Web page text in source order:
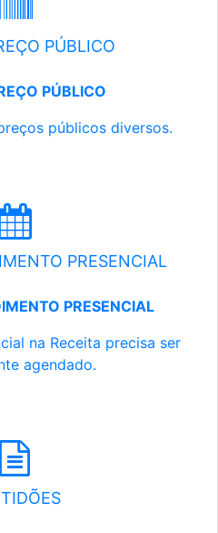
PÚBLICO
PÚBLICO
públicos diversos.
PRESENCIAL
PRESENCIAL
na Receita precisa ser
agendado.